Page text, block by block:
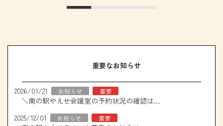
重要なお知らせ
2026/01/21 お知らせ 重要
＼南の駅やえせ会議室の予約状況の確認はこちら！／
2025/12/01
お知らせ 重要